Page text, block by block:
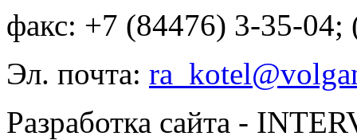
факс: +7 (84476) 3-35-04;
Эл. почта:
Разработка сайта -